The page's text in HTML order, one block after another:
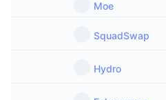
Moe
SquadSwap
Hydro